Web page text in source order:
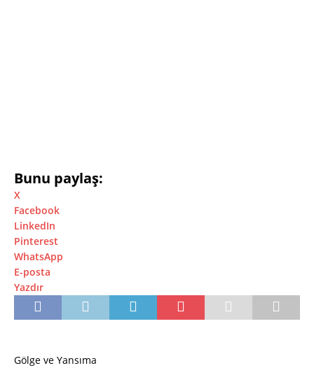
Bunu paylaş:
X
Facebook
LinkedIn
Pinterest
WhatsApp
E-posta
Yazdır
Gölge ve Yansıma